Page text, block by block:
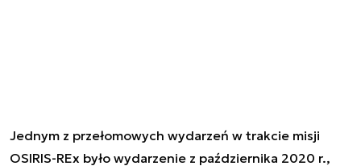
Jednym z przełomowych wydarzeń w trakcie misji
OSIRIS-REx było wydarzenie z października 2020 r.,